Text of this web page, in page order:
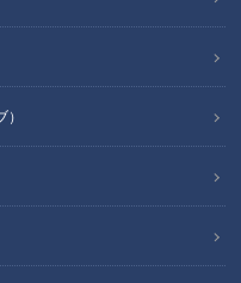
ます
。「生徒は世界各国で生
校が無くなるのは残念です
の日々を過ごしています。
マヂラブさんに来ていただ